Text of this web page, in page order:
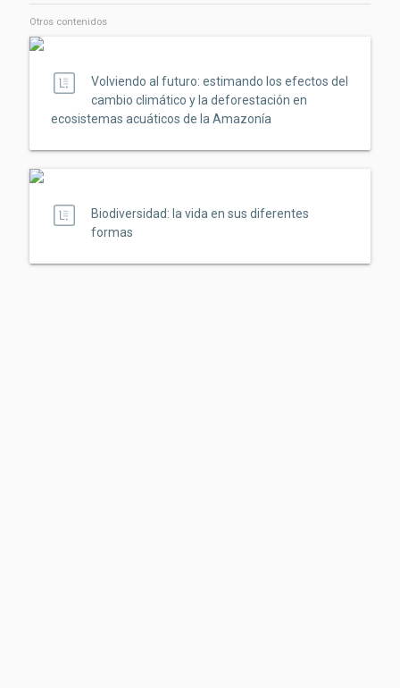
Otros contenidos
Volviendo al futuro: estimando los efectos del
cambio climático y la deforestación en
ecosistemas acuáticos de la Amazonía
Biodiversidad: la vida en sus diferentes
formas